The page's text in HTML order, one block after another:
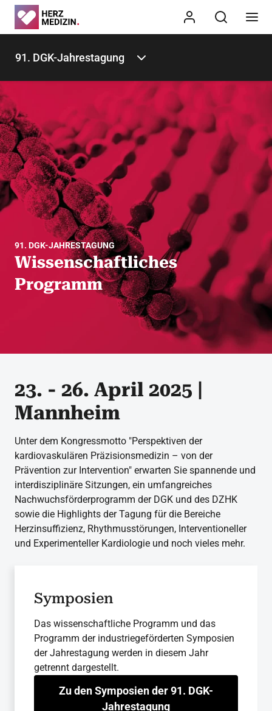
91. DGK-Jahrestagung
91. DGK-JAHRESTAGUNG
Wissenschaftliches
Programm
23. - 26. April 2025 |
Mannheim
Unter dem Kongressmotto "Perspektiven der
kardiovaskulären Präzisionsmedizin – von der
Prävention zur Intervention" erwarten Sie spannende und
interdisziplinäre Sitzungen, ein umfangreiches
Nachwuchsförderprogramm der DGK und des DZHK
sowie die Highlights der Tagung für die Bereiche
Herzinsuffizienz, Rhythmusstörungen, Interventioneller
und Experimenteller Kardiologie und noch vieles mehr.
Symposien
Das wissenschaftliche Programm und das
Programm der industriegeförderten Symposien
der Jahrestagung werden in diesem Jahr
getrennt dargestellt.
Zu den Symposien der 91. DGK-
Jahrestagung